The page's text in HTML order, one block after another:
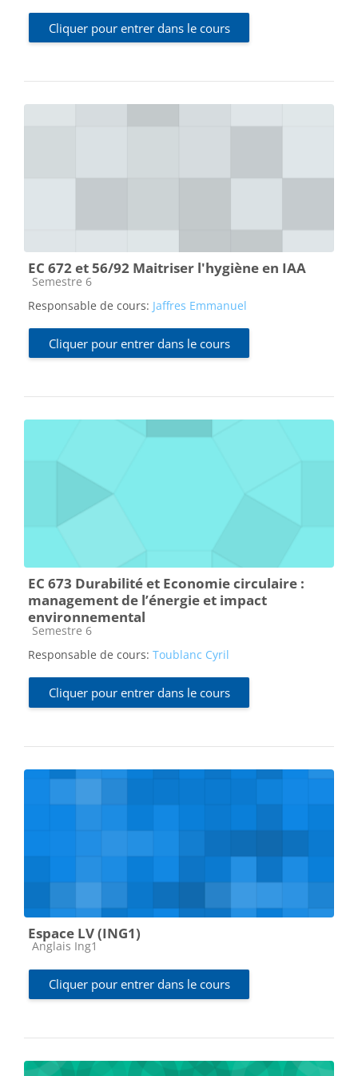
Cliquer pour entrer dans le cours
EC 672 et 56/92 Maitriser l'hygiène en IAA
Catégorie de cours
Semestre 6
Responsable de cours: Jaffres Emmanuel
Cliquer pour entrer dans le cours
EC 673 Durabilité et Economie circulaire :
management de l’énergie et impact
environnemental
Catégorie de cours
Semestre 6
Responsable de cours: Toublanc Cyril
Cliquer pour entrer dans le cours
Espace LV (ING1)
Catégorie de cours
Anglais Ing1
Cliquer pour entrer dans le cours